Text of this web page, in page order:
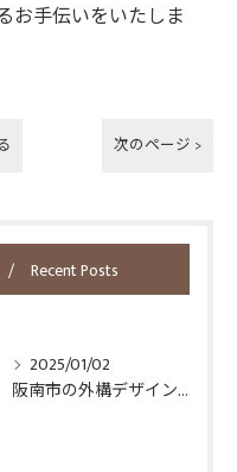
お手伝いをいたしま
次のページ >
Recent Posts
2025/01/02
阪南市の外構デザインとフェンス選びのポイント